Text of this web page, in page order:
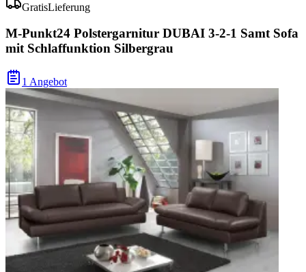
GratisLieferung
M-Punkt24 Polstergarnitur DUBAI 3-2-1 Samt Sofa
mit Schlaffunktion Silbergrau
1 Angebot